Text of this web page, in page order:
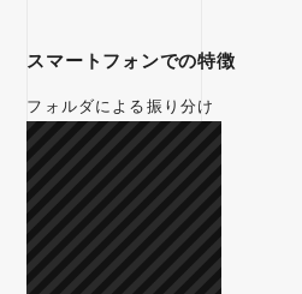
スマートフォンでの特徴
フォルダによる振り分け